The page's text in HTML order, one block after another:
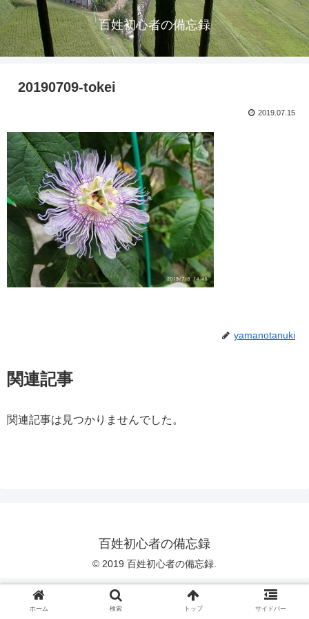
百姓初心者の備忘録
20190709-tokei
2019.07.15
yamanotanuki
関連記事
関連記事は見つかりませんでした。
百姓初心者の備忘録
© 2019 百姓初心者の備忘録.
ホーム 検索 トップ サイドバー